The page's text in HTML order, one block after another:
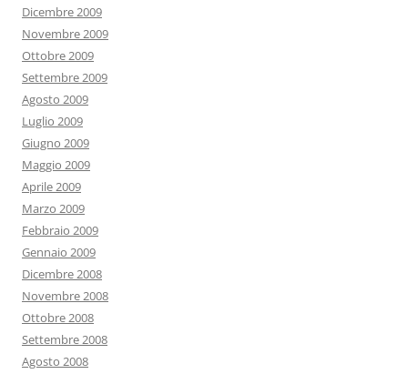
Dicembre 2009
Novembre 2009
Ottobre 2009
Settembre 2009
Agosto 2009
Luglio 2009
Giugno 2009
Maggio 2009
Aprile 2009
Marzo 2009
Febbraio 2009
Gennaio 2009
Dicembre 2008
Novembre 2008
Ottobre 2008
Settembre 2008
Agosto 2008